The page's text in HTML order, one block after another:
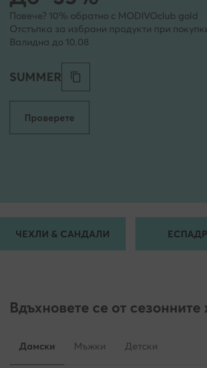
Повече? 10% обратно с MODIVOclub gold
Отстъпка за избрани продукти при
Валидна до 10.08
SUMMER
Проверете
ЧЕХЛИ & САНДАЛИ
Вдъхновете се от сезонните
Дамски Мъжки Детски